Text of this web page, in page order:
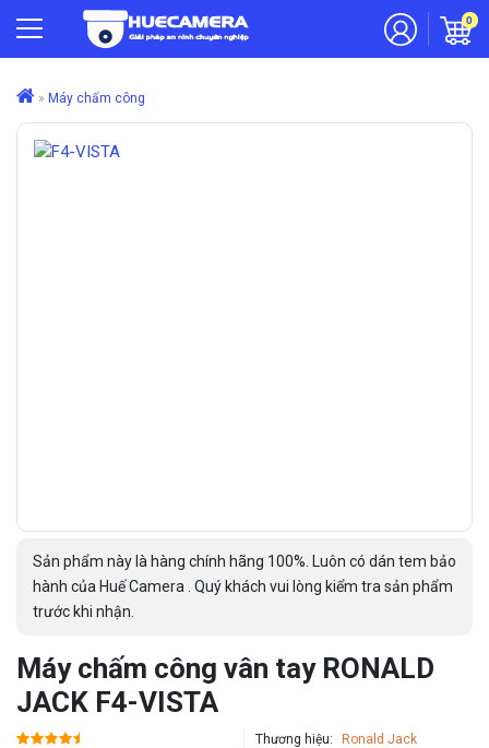
0
» Máy chấm công
Sản phẩm này là hàng chính hãng 100%. Luôn có dán tem bảo
hành của Huế Camera . Quý khách vui lòng kiểm tra sản phẩm
trước khi nhận.
Máy chấm công vân tay RONALD
JACK F4-VISTA
Thương hiệu: Ronald Jack